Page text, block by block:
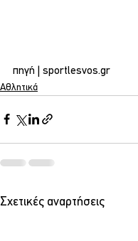
πηγή | sportlesvos.gr
Αθλητικά
Σχετικές αναρτήσεις